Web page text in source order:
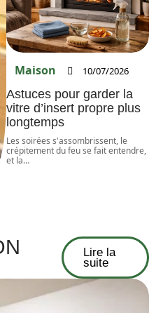
Maison 10/07/2026
Astuces pour garder la
vitre d’insert propre plus
longtemps
Les soirées s'assombrissent, le
crépitement du feu se fait entendre,
et la…
Lire la
suite